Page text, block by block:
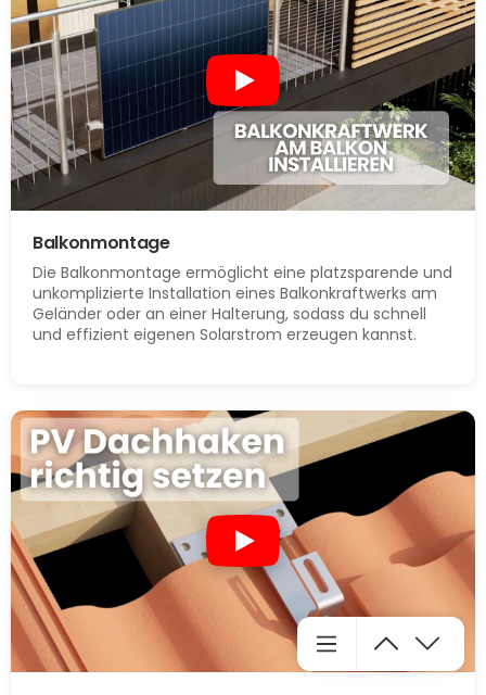
Balkonmontage
Die Balkonmontage ermöglicht eine platzsparende und
unkomplizierte Installation eines Balkonkraftwerks am
Geländer oder an einer Halterung, sodass du schnell
und effizient eigenen Solarstrom erzeugen kannst.